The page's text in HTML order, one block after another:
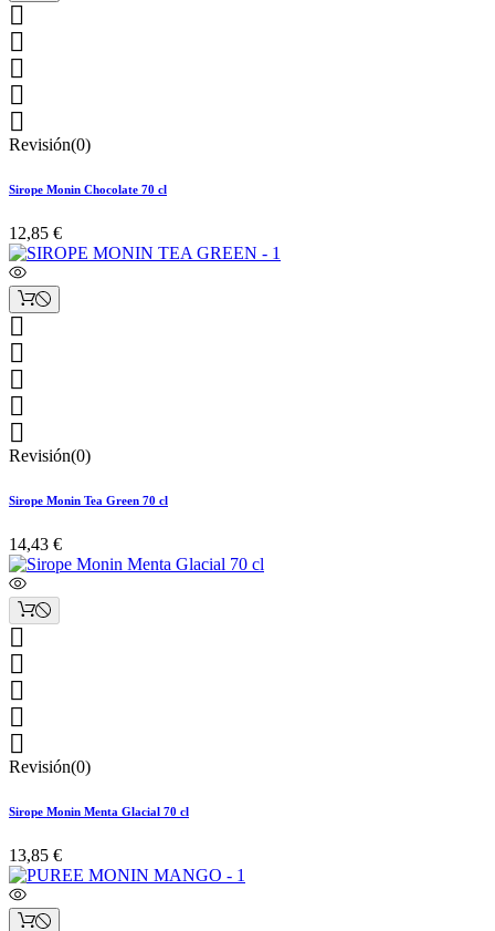





Revisión(0)
Sirope Monin Chocolate 70 cl
12,85 €





Revisión(0)
Sirope Monin Tea Green 70 cl
14,43 €





Revisión(0)
Sirope Monin Menta Glacial 70 cl
13,85 €